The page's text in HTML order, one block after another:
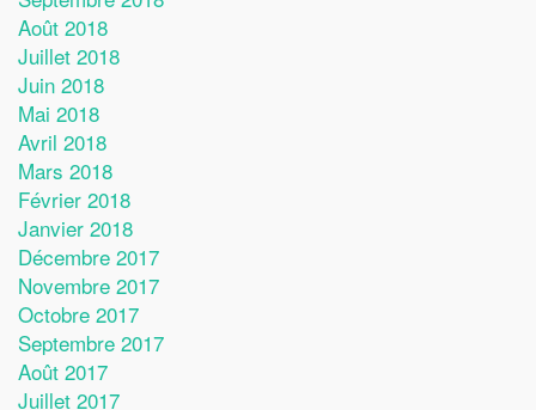
Août 2018
Juillet 2018
Juin 2018
Mai 2018
Avril 2018
Mars 2018
Février 2018
Janvier 2018
Décembre 2017
Novembre 2017
Octobre 2017
Septembre 2017
Août 2017
Juillet 2017